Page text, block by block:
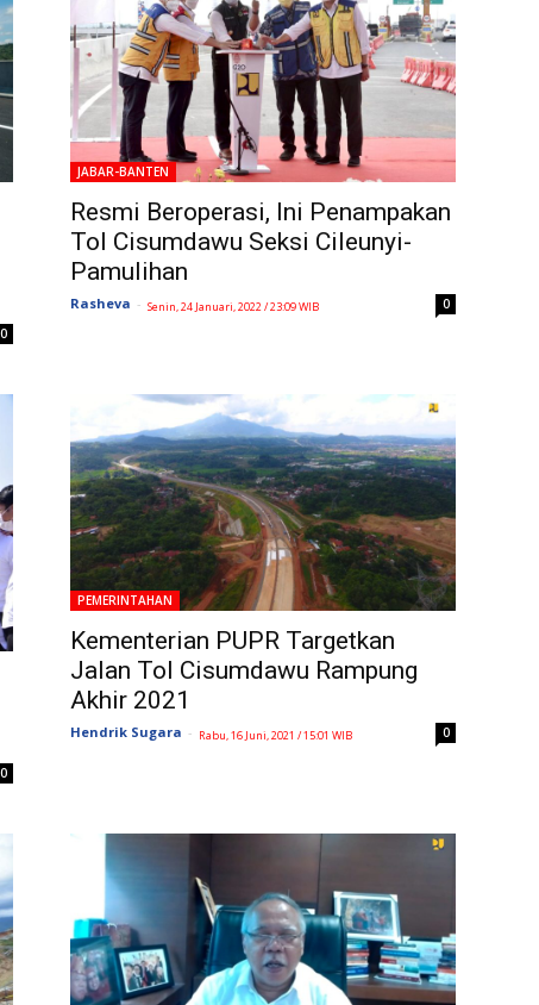
0
JABAR-BANTEN
Resmi Beroperasi, Ini Penampakan
Tol Cisumdawu Seksi Cileunyi-
Pamulihan
Rasheva - Senin, 24 Januari, 2022 / 23:09 WIB 0
0
PEMERINTAHAN
Kementerian PUPR Targetkan
Jalan Tol Cisumdawu Rampung
Akhir 2021
Hendrik Sugara - Rabu, 16 Juni, 2021 / 15:01 WIB 0